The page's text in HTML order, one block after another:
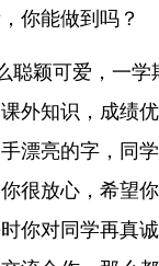
你能做到吗？
聪颖可爱，一学
外知识，成绩
漂亮的字，同
很放心，希望
你对同学再真